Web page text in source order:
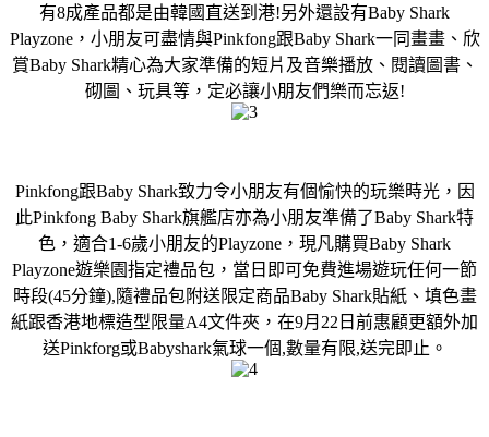
有8成產品都是由韓國直送到港!另外還設有Baby Shark
Playzone，小朋友可盡情與Pinkfong跟Baby Shark一同畫畫、欣
賞Baby Shark精心為大家準備的短片及音樂播放、閱讀圖書、
砌圖、玩具等，定必讓小朋友們樂而忘返!
Pinkfong跟Baby Shark致力令小朋友有個愉快的玩樂時光，因
此Pinkfong Baby Shark旗艦店亦為小朋友準備了Baby Shark特
色，適合1-6歲小朋友的Playzone，現凡購買Baby Shark
Playzone遊樂園指定禮品包，當日即可免費進場遊玩任何一節
時段(45分鐘),隨禮品包附送限定商品Baby Shark貼紙、填色畫
紙跟香港地標造型限量A4文件夾，在9月22日前惠顧更額外加
送Pinkforg或Babyshark氣球一個,數量有限,送完即止。